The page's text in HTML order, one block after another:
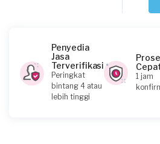
Nilam Barry requested
Sekitar 2 jam yang lalu
Depok, Jawa Barat
Penyedia
Jasa
Terverifikasi
Peringkat
bintang 4 atau
lebih tinggi
1 jam